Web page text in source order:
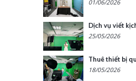
01/06/2026
25/05/2026
18/05/2026